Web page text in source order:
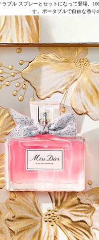
ブル スプレーとセットになって登場。
す。ポータブルで自由な香り